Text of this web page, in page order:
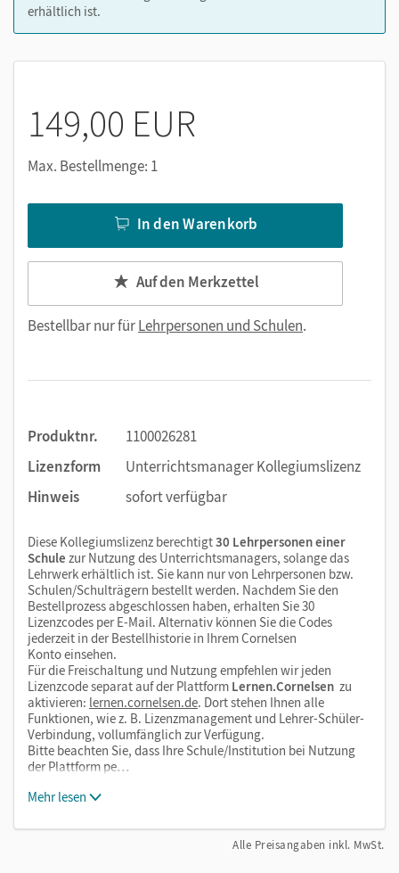
erhältlich ist.
149,00 EUR
Max. Bestellmenge: 1
In den Warenkorb
Auf den Merkzettel
Bestellbar nur fürLehrpersonen und Schulen.
Produktnr.
1100026281
Lizenzform
Unterrichtsmanager Kollegiumslizenz
Hinweis
sofort verfügbar
Diese Kollegiumslizenz berechtigt30 Lehrpersonen einer
Schule zur Nutzung des Unterrichtsmanagers, solange das
Lehrwerk erhältlich ist. Sie kann nur von Lehrpersonen bzw.
Schulen/Schulträgern bestellt werden. Nachdem Sie den
Bestellprozess abgeschlossen haben, erhalten Sie 30
Lizenzcodes per E-Mail. Alternativ können Sie die Codes
jederzeit in der Bestellhistorie in Ihrem Cornelsen
Konto einsehen.
Für die Freischaltung und Nutzung empfehlen wir jeden
Lizenzcode separat auf der Plattform Lernen.Cornelsen zu
aktivieren: lernen.cornelsen.de. Dort stehen Ihnen alle
Funktionen, wie z. B. Lizenzmanagement und Lehrer-Schüler-
Verbindung, vollumfänglich zur Verfügung.
Bitte beachten Sie, dass Ihre Schule/Institution bei Nutzung
der Plattform pe…
Mehr lesen
Alle Preisangaben inkl. MwSt.